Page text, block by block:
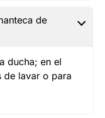
de
ducha; en el
de lavar o para